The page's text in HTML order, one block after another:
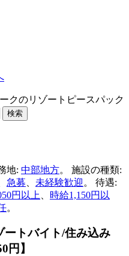
クのリゾートピースパック
地: 中部地方。 施設の種類:
急募 未経験歓迎 。 待遇:
円以上
時給1,150円以
。
ートバイト/住み込み
円】